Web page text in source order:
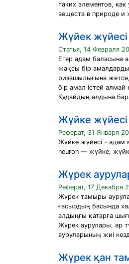
таких элементов,
веществ в природе и
Жүйек жүйесі
Статья, 14 Февраля
Егер адам баласына
жақсы бір амалдарды
ризашылығына жетсе,
бір амал істей
Құдайдың алдына
Жүйке жүйесі
Реферат, 31 Января
Жүйке жүйесі - адам
neuron — жүйке,
Жүрек
Реферат, 17 Декабря
Жүрек тамыры
ғасырдың басында
алдыңғы қатарға
Жүрек аурулары, әр
ауруларының жиі
Жүрек қан